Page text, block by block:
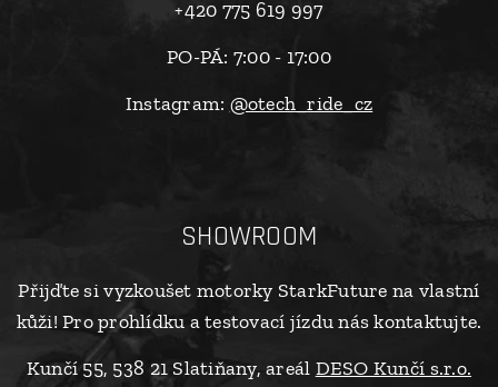
+420 775 619 997
PO-PÁ: 7:00 - 17:00
Instagram: @otech_ride_cz
SHOWROOM
Přijďte si vyzkoušet motorky StarkFuture na vlastní
kůži! Pro prohlídku a testovací jízdu nás kontaktujte.
Kunčí 55, 538 21 Slatiňany, areál DESO Kunčí s.r.o.